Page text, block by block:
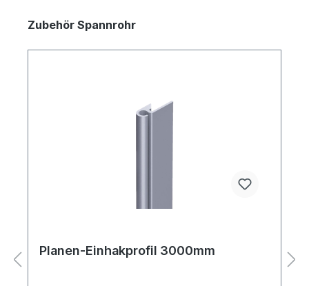
Zubehör Spannrohr
Planen-Einhakprofil 3000mm